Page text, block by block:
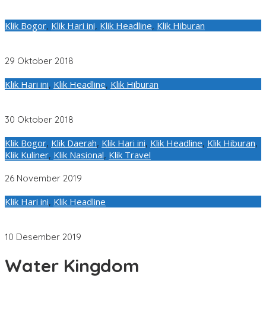
Klik Bogor, Klik Hari ini, Klik Headline, Klik Hiburan
29 Oktober 2018
Klik Hari ini, Klik Headline, Klik Hiburan
30 Oktober 2018
Klik Bogor, Klik Daerah, Klik Hari ini, Klik Headline, Klik Hiburan,
Klik Kuliner, Klik Nasional, Klik Travel
26 November 2019
Klik Hari ini, Klik Headline
10 Desember 2019
Water Kingdom